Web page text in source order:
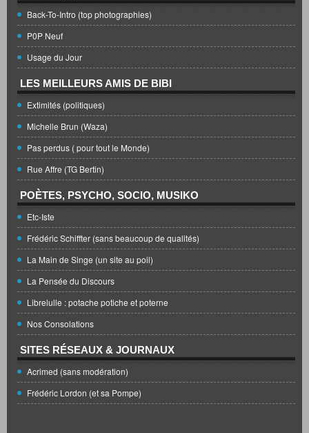
Back-To-Intro (top photographies)
P0P Neuf
Usage du Jour
LES MEILLEURS AMIS DE BIBI
Extimités (politiques)
Michelle Brun (Waza)
Pas perdus ( pour tout le Monde)
Rue Affre (TG Bertin)
POÈTES, PSYCHO, SOCIO, MUSIKO
Etc-Iste
Frédéric Schiffter (sans beaucoup de qualités)
La Main de Singe (un site au poil)
La Pensée du Discours
Librelulle : potache potiche et poterne
Nos Consolations
SITES RÉSEAUX & JOURNAUX
Acrimed (sans modération)
Frédéric Lordon (et sa Pompe)